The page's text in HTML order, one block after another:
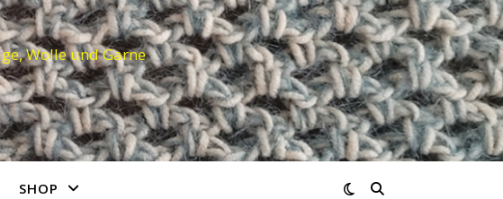
Wolle und Garne
SHOP